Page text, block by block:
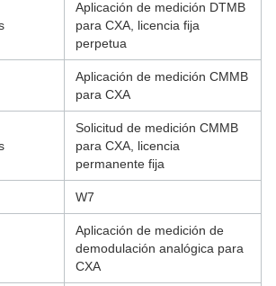
Aplicación de medición DTMB
para CXA, licencia fija
perpetua
Aplicación de medición CMMB
para CXA
Solicitud de medición CMMB
para CXA, licencia
permanente fija
W7
Aplicación de medición de
demodulación analógica para
CXA